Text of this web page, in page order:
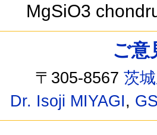
MgSiO3
ご意
〒305-8567茨
Dr. Isoji MIYAGI,